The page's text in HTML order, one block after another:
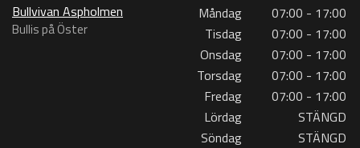
Bullvivan Aspholmen
Bullis på Öster
Måndag
07:00 - 17:00
Tisdag
07:00 - 17:00
Onsdag
07:00 - 17:00
Torsdag
07:00 - 17:00
Fredag
07:00 - 17:00
Lördag
STÄNGD
Söndag
STÄNGD